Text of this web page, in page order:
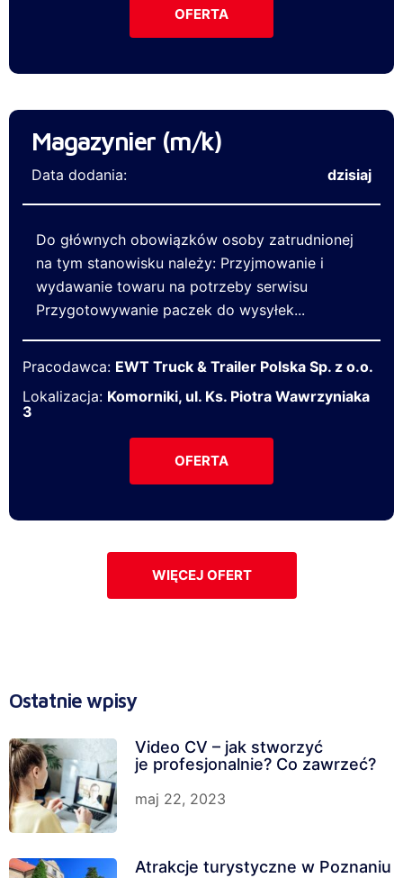
OFERTA
Magazynier (m/k)
Data dodania: dzisiaj
Do głównych obowiązków osoby zatrudnionej
na tym stanowisku należy: Przyjmowanie i
wydawanie towaru na potrzeby serwisu
Przygotowywanie paczek do wysyłek...
Pracodawca: EWT Truck & Trailer Polska Sp. z o.o.
Lokalizacja: Komorniki, ul. Ks. Piotra Wawrzyniaka
3
OFERTA
WIĘCEJ OFERT
Ostatnie wpisy
Video CV – jak stworzyć
je profesjonalnie? Co zawrzeć?
maj 22, 2023
Atrakcje turystyczne w Poznaniu